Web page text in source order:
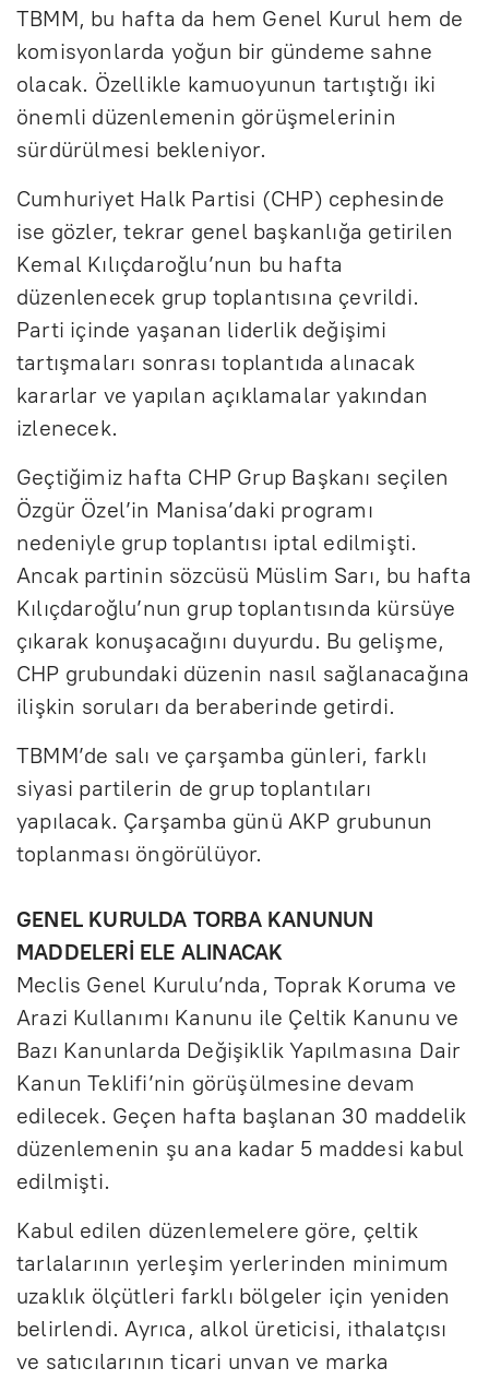
TBMM, bu hafta da hem Genel Kurul hem de
komisyonlarda yoğun bir gündeme sahne
olacak. Özellikle kamuoyunun tartıştığı iki
önemli düzenlemenin görüşmelerinin
sürdürülmesi bekleniyor.
Cumhuriyet Halk Partisi (CHP) cephesinde
ise gözler, tekrar genel başkanlığa getirilen
Kemal Kılıçdaroğlu’nun bu hafta
düzenlenecek grup toplantısına çevrildi.
Parti içinde yaşanan liderlik değişimi
tartışmaları sonrası toplantıda alınacak
kararlar ve yapılan açıklamalar yakından
izlenecek.
Geçtiğimiz hafta CHP Grup Başkanı seçilen
Özgür Özel’in Manisa’daki programı
nedeniyle grup toplantısı iptal edilmişti.
Ancak partinin sözcüsü Müslim Sarı, bu hafta
Kılıçdaroğlu’nun grup toplantısında kürsüye
çıkarak konuşacağını duyurdu. Bu gelişme,
CHP grubundaki düzenin nasıl sağlanacağına
ilişkin soruları da beraberinde getirdi.
TBMM’de salı ve çarşamba günleri, farklı
siyasi partilerin de grup toplantıları
yapılacak. Çarşamba günü AKP grubunun
toplanması öngörülüyor.
GENEL KURULDA TORBA KANUNUN
MADDELERİ ELE ALINACAK
Meclis Genel Kurulu’nda, Toprak Koruma ve
Arazi Kullanımı Kanunu ile Çeltik Kanunu ve
Bazı Kanunlarda Değişiklik Yapılmasına Dair
Kanun Teklifi’nin görüşülmesine devam
edilecek. Geçen hafta başlanan 30 maddelik
düzenlemenin şu ana kadar 5 maddesi kabul
edilmişti.
Kabul edilen düzenlemelere göre, çeltik
tarlalarının yerleşim yerlerinden minimum
uzaklık ölçütleri farklı bölgeler için yeniden
belirlendi. Ayrıca, alkol üreticisi, ithalatçısı
ve satıcılarının ticari unvan ve marka